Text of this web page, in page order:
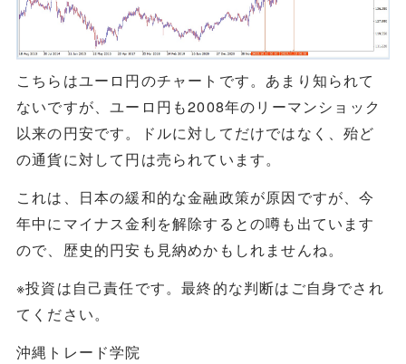
こちらはユーロ円のチャートです。あまり知られて
ないですが、ユーロ円も2008年のリーマンショック
以来の円安です。ドルに対してだけではなく、殆ど
の通貨に対して円は売られています。
これは、日本の緩和的な金融政策が原因ですが、今
年中にマイナス金利を解除するとの噂も出ています
ので、歴史的円安も見納めかもしれませんね。
※投資は自己責任です。最終的な判断はご自身でされ
てください。
沖縄トレード学院